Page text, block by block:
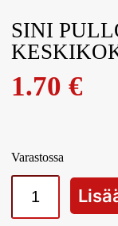
SINI
1.70€
Varastossa